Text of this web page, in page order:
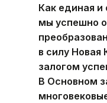
Как единая и
мы успешно
в силу Новая
залогом
В Основном